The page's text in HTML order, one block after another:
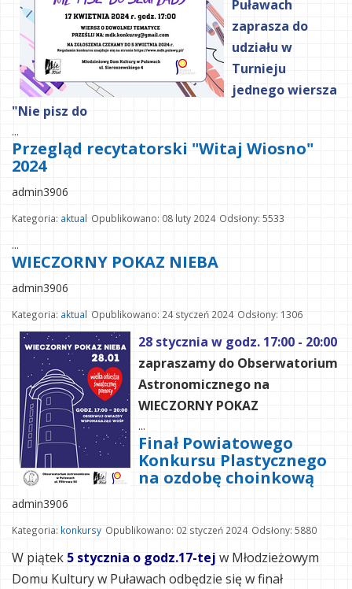
Puławach
zaprasza do
udziału w
Turnieju
jednego wiersza
"Nie pisz do
...
Przegląd recytatorski "Witaj Wiosno"
2024
admin3906
Kategoria: aktual Opublikowano: 08 luty 2024 Odsłony: 5533
...
WIECZORNY POKAZ NIEBA
admin3906
Kategoria: aktual Opublikowano: 24 styczeń 2024 Odsłony: 1306
28 stycznia w godz. 17:00 - 20:00
zapraszamy do Obserwatorium
Astronomicznego na
WIECZORNY POKAZ
...
Finał Powiatowego
Konkursu Plastycznego
na ozdobę choinkową
admin3906
Kategoria: konkursy Opublikowano: 02 styczeń 2024 Odsłony: 5880
W piątek 5 stycznia o godz.17-tej w Młodzieżowym
Domu Kultury w Puławach odbędzie się w finał